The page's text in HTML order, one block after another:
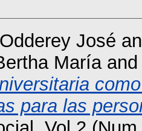
José
María
para las